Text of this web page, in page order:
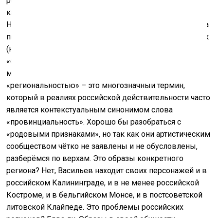
капитала – Михаил Рогинский, Александр Родченко,
Нина Котёл и так далее). Вторым проектом серии стала
персональная выставка Юрия Васильева. Но художник
(не без помощи куратора) от навязанных клише вроде
«современности» и «региональности» избавляется с
методичным упрямством. Для начала разберёмся с
«региональностью» – это многозначный термин,
который в реалиях российской действительности часто
является контекстуальным синонимом слова
«провинциальность». Хорошо бы разобраться с
«родовыми признаками», но так как они артистическим
сообществом чётко не заявлены и не обусловлены,
разберёмся по верхам. Это образы конкретного
региона? Нет, Васильев находит своих персонажей и в
российском Калининграде, и в не менее российской
Костроме, и в бельгийском Монсе, и в постсоветской
литовской Клайпеде. Это проблемы российских